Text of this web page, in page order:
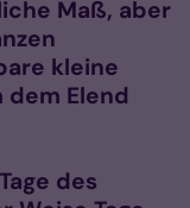
Maß, aber
kleine
Elend
des